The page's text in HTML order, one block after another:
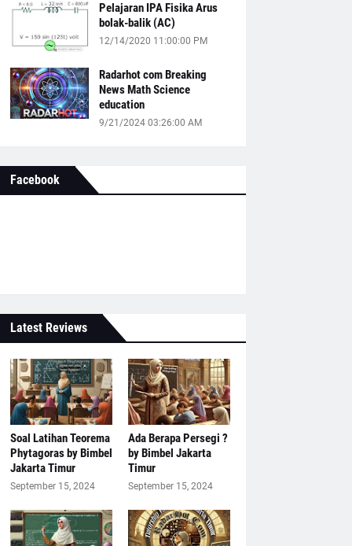
Pelajaran IPA Fisika Arus
bolak-balik (AC)
12/14/2020 11:00:00 PM
Radarhot com Breaking
News Math Science
education
9/21/2024 03:26:00 AM
Facebook
Latest Reviews
Soal Latihan Teorema
Phytagoras by Bimbel
Jakarta Timur
September 15, 2024
Ada Berapa Persegi ?
by Bimbel Jakarta
Timur
September 15, 2024